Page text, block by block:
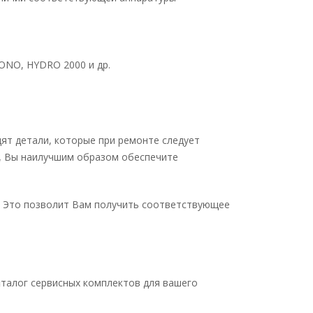
HYDRO 2000 и др.
детали, которые при ремонте следует
Вы наилучшим образом обеспечите
позволит Вам получить соответствующее
сервисных комплектов для вашего